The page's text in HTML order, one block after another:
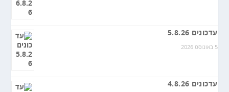
עדכונים 5.8.26
5 באוגוסט 2026
עדכונים 4.8.26